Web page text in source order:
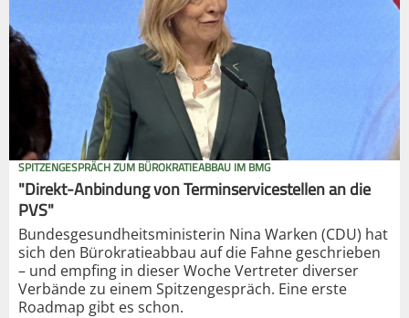
SPITZENGESPRÄCH ZUM BÜROKRATIEABBAU IM BMG
"Direkt-Anbindung von Terminservicestellen an die
PVS"
Bundesgesundheitsministerin Nina Warken (CDU) hat
sich den Bürokratieabbau auf die Fahne geschrieben
– und empfing in dieser Woche Vertreter diverser
Verbände zu einem Spitzengespräch. Eine erste
Roadmap gibt es schon.